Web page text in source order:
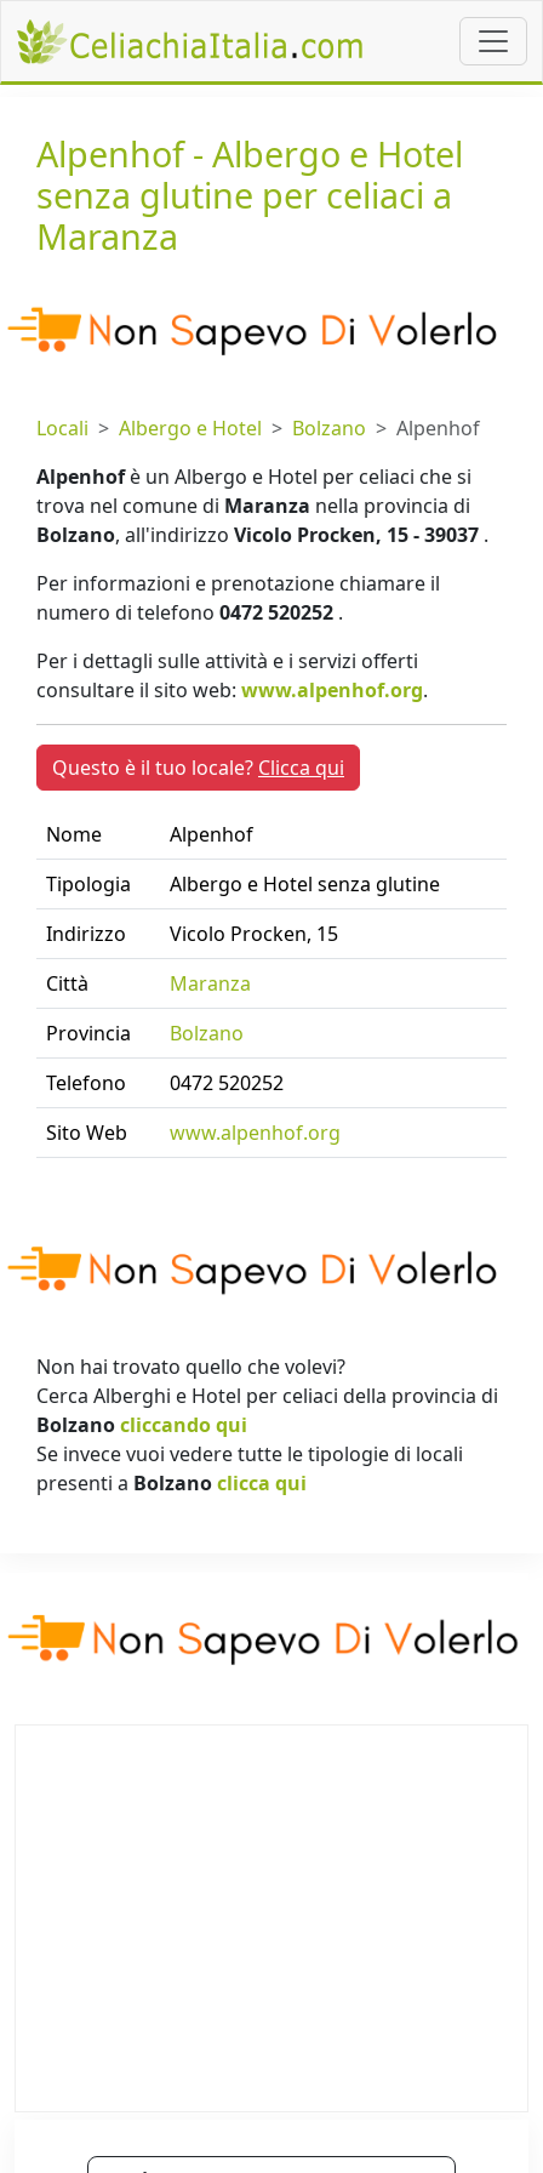
Alpenhof - Albergo e Hotel
senza glutine per celiaci a
Maranza
Locali Albergo e Hotel Bolzano
Alpenhof
Alpenhofè un Albergo e Hotel per celiaci che si
trova nel comune di Maranza nella provincia di
Bolzano, all'indirizzo Vicolo Procken, 15 - 39037 .
Per informazioni e prenotazione chiamare il
numero di telefono 0472 520252 .
Per i dettagli sulle attività e i servizi offerti
consultare il sito web: www.alpenhof.org.
Questo è il tuo locale? Clicca qui
Nome
Alpenhof
Tipologia
Albergo e Hotel senza glutine
Indirizzo
Vicolo Procken, 15
Città
Maranza
Provincia
Bolzano
Telefono
0472 520252
Sito Web
www.alpenhof.org
Non hai trovato quello che volevi?
Cerca Alberghi e Hotel per celiaci della provincia di
Bolzanocliccando qui
Se invece vuoi vedere tutte le tipologie di locali
presenti a Bolzanoclicca qui